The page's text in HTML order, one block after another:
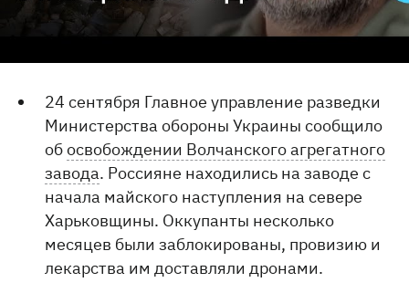
24 сентября Главное управление разведки
Министерства обороны Украины сообщило
обосвобождении Волчанского агрегатного
завода. Россияне находились на заводе с
начала майского наступления на севере
Харьковщины. Оккупанты несколько
месяцев были заблокированы, провизию и
лекарства им доставляли дронами.